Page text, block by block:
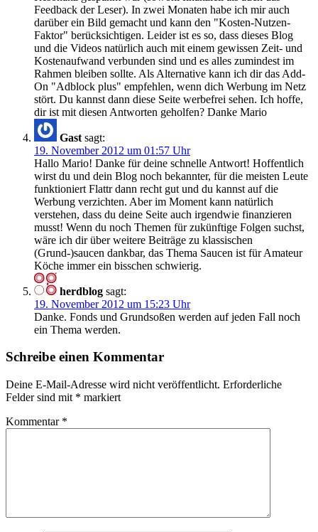
Feedback der Leser). In zwei Monaten habe ich mir auch
darüber ein Bild gemacht und kann den "Kosten-Nutzen-
Faktor" berücksichtigen. Leider ist es so, dass dieses Blog
und die Videos natürlich auch mit einem gewissen Zeit- und
Kostenaufwand verbunden sind und es alles zumindest im
Rahmen bleiben sollte. Als Alternative kann ich dir das Add-
On "Adblock plus" empfehlen, wenn dich Werbung im Netz
stört. Du kannst dann diese Seite werbefrei sehen. Ich hoffe,
dir ist mit diesen Antworten geholfen? Danke Mario
Gast sagt:
19. November 2012 um 01:57 Uhr
Hallo Mario! Danke für deine schnelle Antwort! Hoffentlich
wirst du und dein Blog noch bekannter, für die meisten Leute
funktioniert Flattr dann recht gut und du kannst auf die
Werbung verzichten. Aber im Moment kann natürlich
verstehen, dass du deine Seite auch irgendwie finanzieren
musst! Wenn du noch Themen für zukünftige Folgen suchst,
wäre ich dir über weitere Beiträge zu klassischen
(Grund-)saucen dankbar, das Thema Saucen ist für Amateur
Köche immer ein bisschen schwierig.
herdblog sagt:
19. November 2012 um 15:23 Uhr
Danke. Fonds und Grundsoßen werden auf jeden Fall noch
ein Thema werden.
Schreibe einen Kommentar
Deine E-Mail-Adresse wird nicht veröffentlicht. Erforderliche
Felder sind mit * markiert
Kommentar *